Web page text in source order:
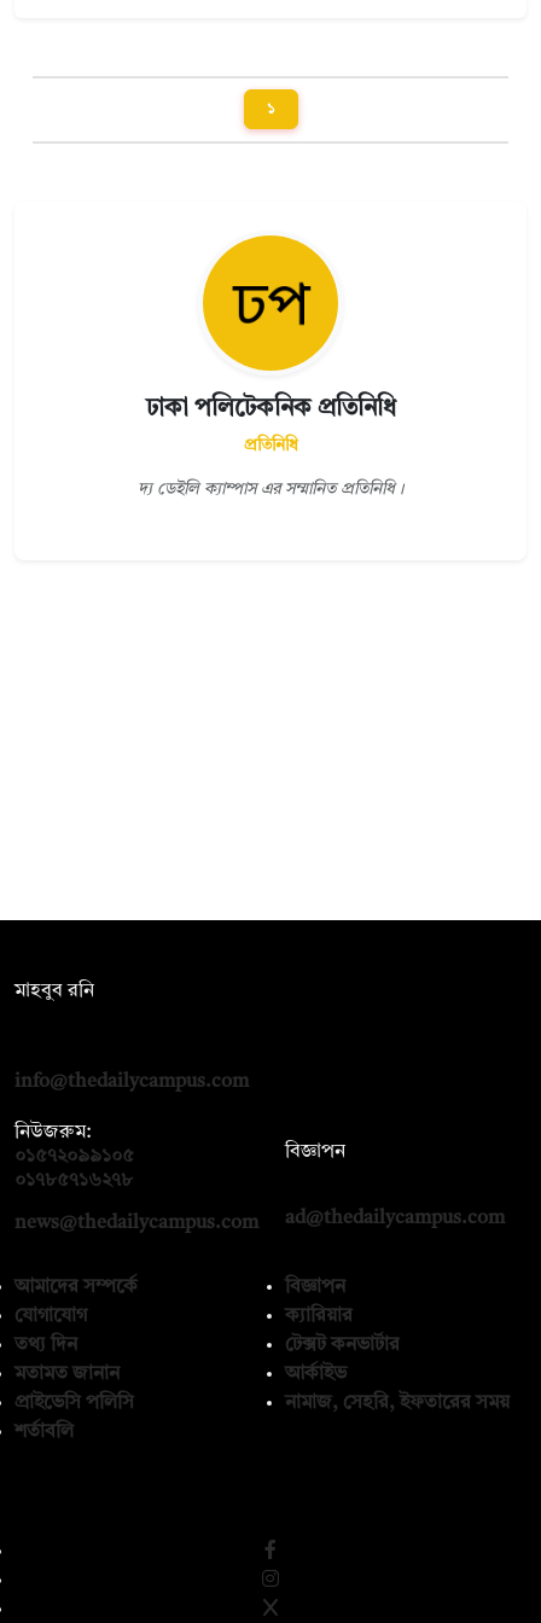
১
ঢাকা পলিটেকনিক প্রতিনিধি
প্রতিনিধি
দ্য ডেইলি ক্যাম্পাস এর সম্মানিত প্রতিনিধি।
মাহবুব রনি
info@thedailycampus.com
নিউজরুম:
০১৫৭২০৯৯১০৫
০১৭৮৫৭১৬২৭৮
news@thedailycampus.com
বিজ্ঞাপন
ad@thedailycampus.com
আমাদের সম্পর্কে
যোগাযোগ
তথ্য দিন
মতামত জানান
প্রাইভেসি পলিসি
শর্তাবলি
বিজ্ঞাপন
ক্যারিয়ার
টেক্সট কনভার্টার
আর্কাইভ
নামাজ, সেহরি, ইফতারের সময়